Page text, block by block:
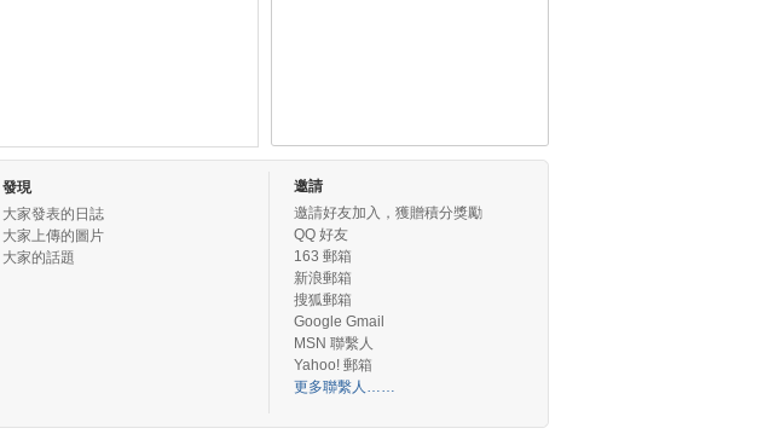
發現
大家發表的日誌
大家上傳的圖片
大家的話題
邀請
邀請好友加入，獲贈積分獎勵
QQ 好友
163 郵箱
新浪郵箱
搜狐郵箱
Google Gmail
MSN 聯繫人
Yahoo! 郵箱
更多聯繫人……